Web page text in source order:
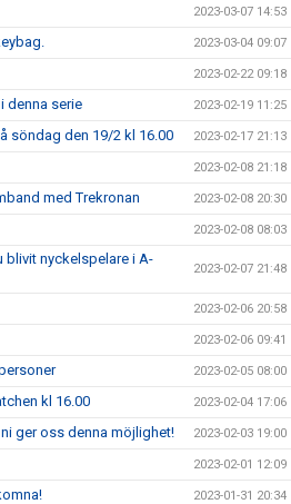
2023-03-07 14:53
2023-03-04 09:07
2023-02-22 09:18
denna serie 2023-02-19 11:25
söndag den 19/2 kl 16.00 2023-02-17 21:13
2023-02-08 21:18
med Trekronan 2023-02-08 20:30
2023-02-08 08:03
blivit nyckelspelare i A-
2023-02-07 21:48
2023-02-06 20:58
2023-02-06 09:41
2023-02-05 08:00
kl 16.00 2023-02-04 17:06
ger oss denna möjlighet! 2023-02-03 19:00
2023-02-01 12:09
2023-01-31 20:34